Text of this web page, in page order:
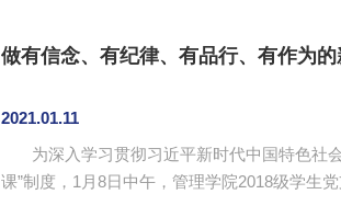
评和自我批评。罗鑫平表示自己对于理论学习
做有信念、有纪律、有品行、有作为
2021.01.11
为深入学习贯彻习近平新时代中国特色社会
课”制度，1月8日中午，管理学院2018级学生